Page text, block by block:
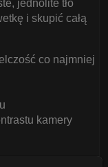
jednolite tło
i skupić całą
co najmniej
kamery
czacie